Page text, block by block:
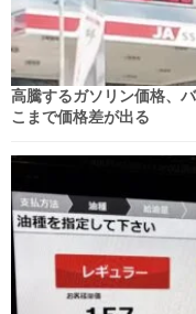
高騰するガソリン価格、
こまで価格差が出る